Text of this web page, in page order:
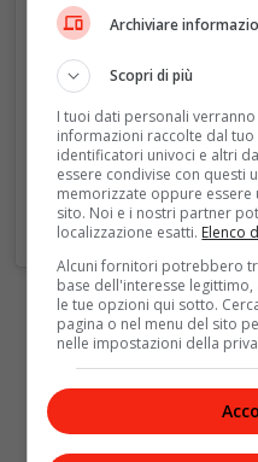
Archiviare
Scopri di più
I tuoi dati personali
informazioni raccolte dal
identificatori univoci e altri
essere condivise con questi
memorizzate oppure
sito. Noi e i nostri partner
localizzazione esatti. Elenco
Alcuni fornitori potrebbero
base dell'interesse
le tue opzioni qui sotto.
pagina o nel menu del sito
nelle impostazioni della